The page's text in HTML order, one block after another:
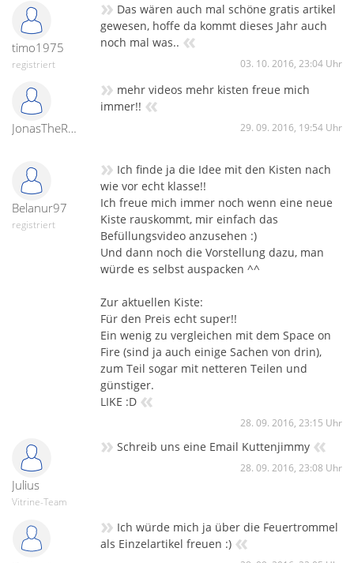
timo1975
registriert
» Das wären auch mal schöne gratis artikel
gewesen, hoffe da kommt dieses Jahr auch
noch mal was.. «
03. 10. 2016, 23:04 Uhr
JonasTheRocketFreak
» mehr videos mehr kisten freue mich
immer!! «
29. 09. 2016, 19:54 Uhr
Belanur97
registriert
» Ich finde ja die Idee mit den Kisten nach
wie vor echt klasse!!
Ich freue mich immer noch wenn eine neue
Kiste rauskommt, mir einfach das
Befüllungsvideo anzusehen :)
Und dann noch die Vorstellung dazu, man
würde es selbst auspacken ^^
Zur aktuellen Kiste:
Für den Preis echt super!!
Ein wenig zu vergleichen mit dem Space on
Fire (sind ja auch einige Sachen von drin),
zum Teil sogar mit netteren Teilen und
günstiger.
LIKE :D «
28. 09. 2016, 23:15 Uhr
Julius
Vitrine-Team
» Schreib uns eine Email Kuttenjimmy «
28. 09. 2016, 23:08 Uhr
» Ich würde mich ja über die Feuertrommel
als Einzelartikel freuen :) «